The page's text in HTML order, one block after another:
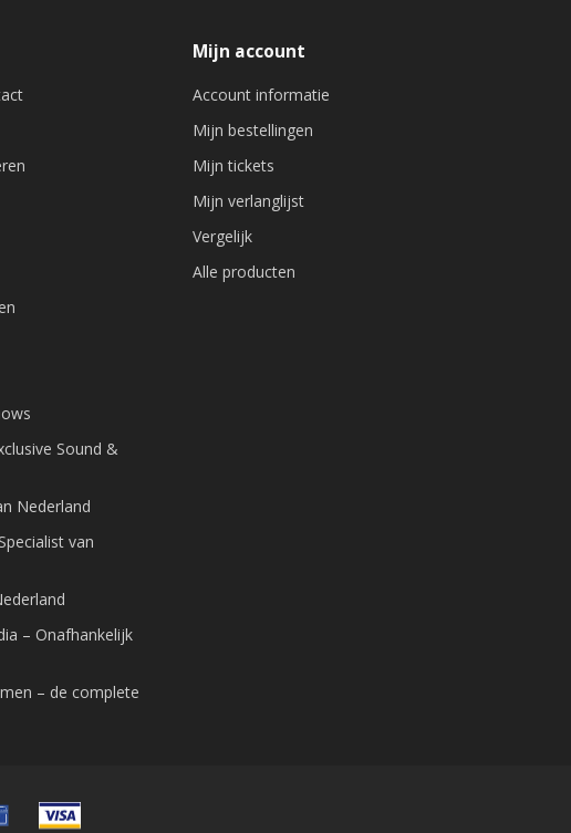
Sound &
Nederland
van
– Onafhankelijk
– de complete
Mijn account
Account informatie
Mijn bestellingen
Mijn tickets
Mijn verlanglijst
Vergelijk
Alle producten